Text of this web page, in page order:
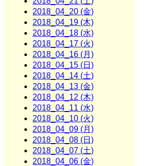
2018_04_20 (金)
2018_04_19 (木)
2018_04_18 (水)
2018_04_17 (火)
2018_04_16 (月)
2018_04_15 (日)
2018_04_14 (土)
2018_04_13 (金)
2018_04_12 (木)
2018_04_11 (水)
2018_04_10 (火)
2018_04_09 (月)
2018_04_08 (日)
2018_04_07 (土)
2018_04_06 (金)